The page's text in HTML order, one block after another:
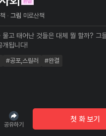
그림 미로산책
물고 태어난 것들은 대체 뭘 할까? 그
개됩니다!
#공포,스릴러 #완결
공유하기
첫 화 보기